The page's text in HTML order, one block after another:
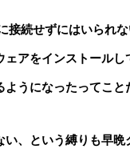
続せずにはいられ
アをインストール
うになったってこと
、という縛りも早